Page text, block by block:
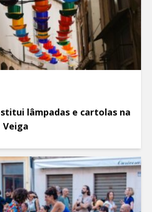
lâmpadas e cartolas na
Veiga